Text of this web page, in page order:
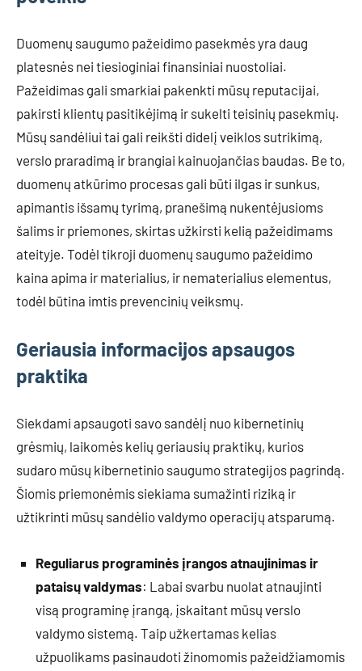
Duomenų saugumo pažeidimo pasekmės yra daug
platesnės nei tiesioginiai finansiniai nuostoliai.
Pažeidimas gali smarkiai pakenkti mūsų reputacijai,
pakirsti klientų pasitikėjimą ir sukelti teisinių pasekmių.
Mūsų sandėliui tai gali reikšti didelį veiklos sutrikimą,
verslo praradimą ir brangiai kainuojančias baudas. Be to,
duomenų atkūrimo procesas gali būti ilgas ir sunkus,
apimantis išsamų tyrimą, pranešimą nukentėjusioms
šalims ir priemones, skirtas užkirsti kelią pažeidimams
ateityje. Todėl tikroji duomenų saugumo pažeidimo
kaina apima ir materialius, ir nematerialius elementus,
todėl būtina imtis prevencinių veiksmų.
Geriausia informacijos apsaugos
praktika
Siekdami apsaugoti savo sandėlį nuo kibernetinių
grėsmių, laikomės kelių geriausių praktikų, kurios
sudaro mūsų kibernetinio saugumo strategijos pagrindą.
Šiomis priemonėmis siekiama sumažinti riziką ir
užtikrinti mūsų sandėlio valdymo operacijų atsparumą.
Reguliarus programinės įrangos atnaujinimas ir
pataisų valdymas: Labai svarbu nuolat atnaujinti
visą programinę įrangą, įskaitant mūsų verslo
valdymo sistemą. Taip užkertamas kelias
užpuolikams pasinaudoti žinomomis pažeidžiamomis